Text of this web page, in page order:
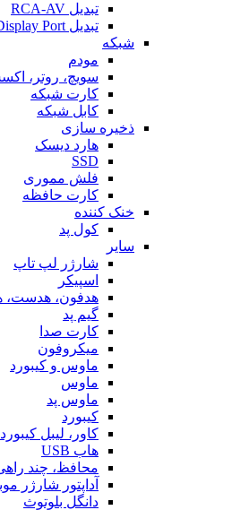
تبدیل RCA-AV
تبدیل Display Port
شبکه
مودم
سویچ، روتر،
کارت شبکه
کابل شبکه
ذخیره سازی
هارد دیسک
SSD
فلش مموری
کارت حافظه
خنک کننده
کول پد
سایر
شارژر لپ تاپ
اسپیکر
هدفون، هدست،
گیم پد
کارت صدا
میکروفون
ماوس و کیبورد
ماوس
ماوس پد
کیبورد
کاور، لیبل کیبورد
هاب USB
محافظ، چند
آداپتور شارژر
دانگل بلوتوث